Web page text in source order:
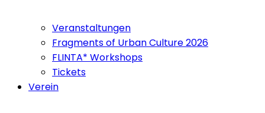
Veranstaltungen
Fragments of Urban Culture 2026
FLINTA* Workshops
Tickets
Verein